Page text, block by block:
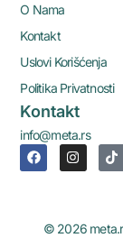
O Nama
Kontakt
Uslovi Korišćenja
Politika Privatnosti
Kontakt
info@meta.rs
© 2026